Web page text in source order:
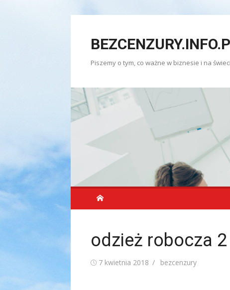
Piszemy o tym, co ważne w biznesie i na
odzież robocza 2
Posted
7 kwietnia 2018 Author
bezcenzury